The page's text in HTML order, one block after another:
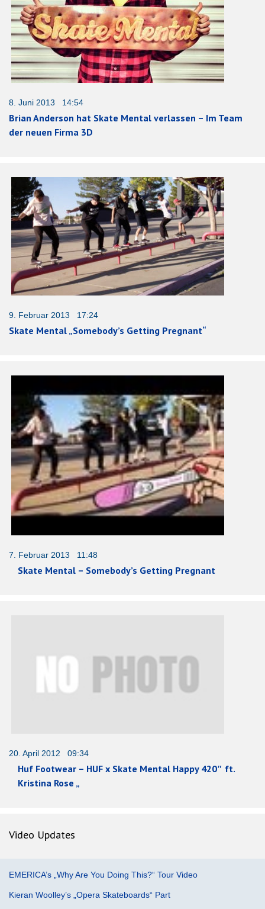
8. Juni 2013 14:54
Brian Anderson hat Skate Mental verlassen – Im Team
der neuen Firma 3D
9. Februar 2013 17:24
Skate Mental „Somebody’s Getting Pregnant“
7. Februar 2013 11:48
Skate Mental – Somebody’s Getting Pregnant
20. April 2012 09:34
Huf Footwear – HUF x Skate Mental Happy 420″ ft.
Kristina Rose „
Video Updates
EMERICA’s „Why Are You Doing This?“ Tour Video
Kieran Woolley’s „Opera Skateboards“ Part